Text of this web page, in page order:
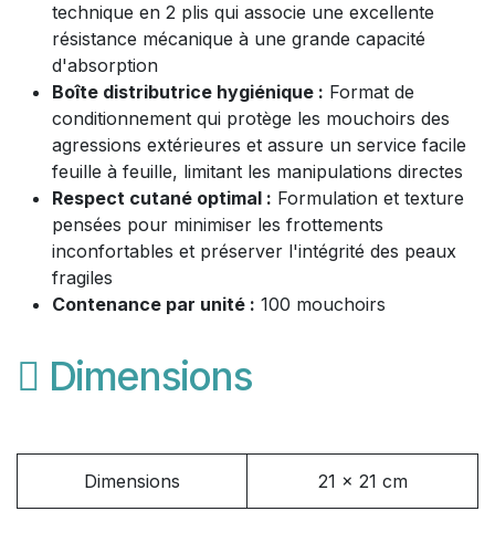
technique en 2 plis qui associe une excellente
résistance mécanique à une grande capacité
d'absorption
Boîte distributrice hygiénique : Format de
conditionnement qui protège les mouchoirs des
agressions extérieures et assure un service facile
feuille à feuille, limitant les manipulations directes
Respect cutané optimal : Formulation et texture
pensées pour minimiser les frottements
inconfortables et préserver l'intégrité des peaux
fragiles
Contenance par unité : 100 mouchoirs
Dimensions
Dimensions 21 x 21 cm